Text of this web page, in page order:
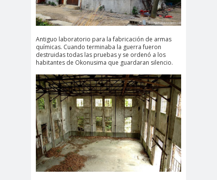
Antiguo laboratorio para la fabricación de armas
químicas. Cuando terminaba la guerra fueron
destruidas todas las pruebas y se ordenó a los
habitantes de Okonusima que guardaran silencio.